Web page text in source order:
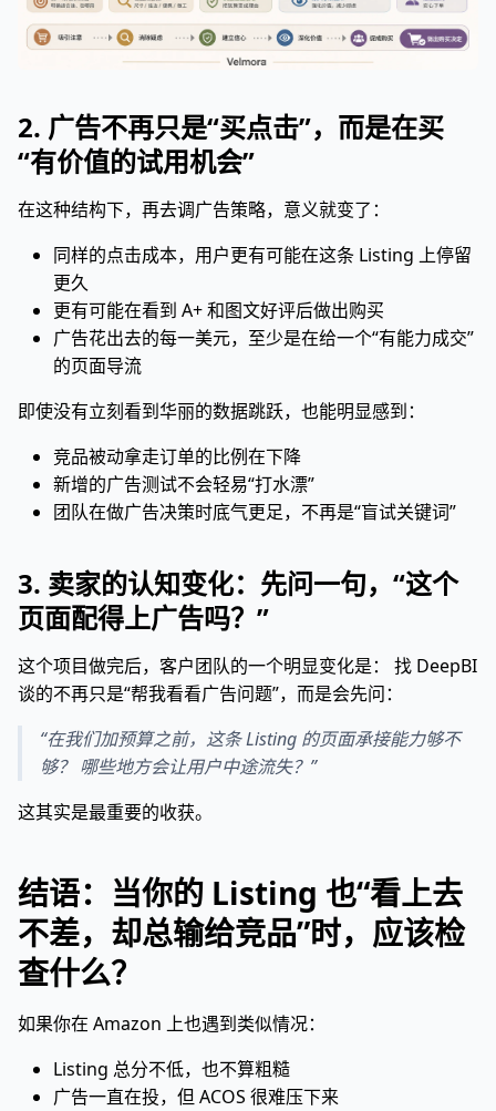
2. 广告不再只是“买点击”，而是在买
“有价值的试用机会”
在这种结构下，再去调广告策略，意义就变了：
同样的点击成本，用户更有可能在这条 Listing 上停留
更久
更有可能在看到 A+ 和图文好评后做出购买
广告花出去的每一美元，至少是在给一个“有能力成交”
的页面导流
即使没有立刻看到华丽的数据跳跃，也能明显感到：
竞品被动拿走订单的比例在下降
新增的广告测试不会轻易“打水漂”
团队在做广告决策时底气更足，不再是“盲试关键词”
3. 卖家的认知变化：先问一句，“这个
页面配得上广告吗？”
这个项目做完后，客户团队的一个明显变化是： 找 DeepBI
谈的不再只是“帮我看看广告问题”，而是会先问：
“在我们加预算之前，这条 Listing 的页面承接能力够不
够？ 哪些地方会让用户中途流失？”
这其实是最重要的收获。
结语：当你的 Listing 也“看上去
不差，却总输给竞品”时，应该检
查什么？
如果你在 Amazon 上也遇到类似情况：
Listing 总分不低，也不算粗糙
广告一直在投，但 ACOS 很难压下来